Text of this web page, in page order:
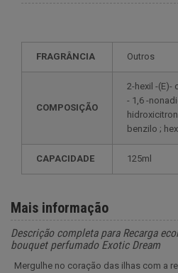
FRAGRÂNCIA Outros
COMPOSIÇÃO
2-hexil -(E)-
- 1,6 -
benzilo ;
CAPACIDADE 125ml
Mais informação
Descrição completa para Recarga
bouquet perfumado Exotic Dream
Mergulhe no coração das ilhas com a